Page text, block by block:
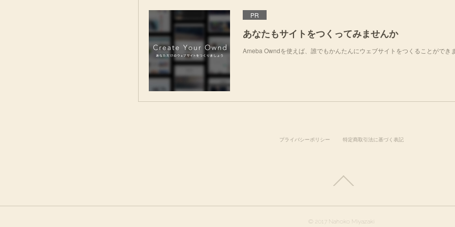
PR
あなたもサイトをつくってみませんか
Ameba Owndを使えば、誰でもかんたんにウェブサイトをつくることができ
プライバシーポリシー 特定商取引法に基づく表記
© 2017 Nahoko Miyazaki